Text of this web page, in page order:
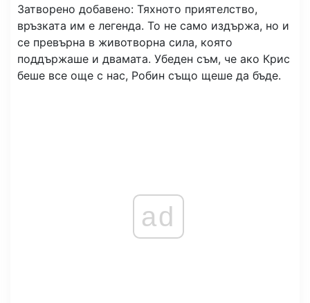
Затворено добавено: Тяхното приятелство,
връзката им е легенда. То не само издържа, но и
се превърна в животворна сила, която
поддържаше и двамата. Убеден съм, че ако Крис
беше все още с нас, Робин също щеше да бъде.
ad